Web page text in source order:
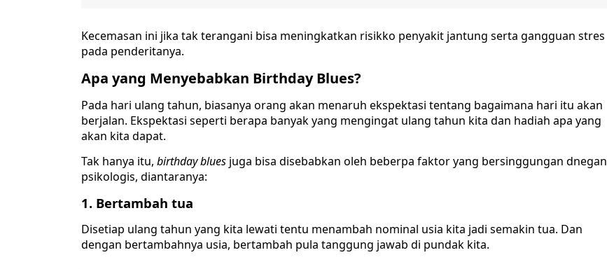
Kecemasan ini jika tak terangani bisa meningkatkan risikko penyakit jantung serta gangguan stres
pada penderitanya.
Apa yang Menyebabkan Birthday Blues?
Pada hari ulang tahun, biasanya orang akan menaruh ekspektasi tentang bagaimana hari itu akan
berjalan. Ekspektasi seperti berapa banyak yang mengingat ulang tahun kita dan hadiah apa yang
akan kita dapat.
Tak hanya itu, birthday blues juga bisa disebabkan oleh beberpa faktor yang bersinggungan dnegan
psikologis, diantaranya:
1. Bertambah tua
Disetiap ulang tahun yang kita lewati tentu menambah nominal usia kita jadi semakin tua. Dan
dengan bertambahnya usia, bertambah pula tanggung jawab di pundak kita.